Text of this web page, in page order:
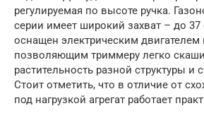
регулируемая по высоте ручка.
серии имеет широкий захват – до 37
оснащен электрическим
позволяющим триммеру легко
растительность разной структуры и
Стоит отметить, что в отличие от
под нагрузкой агрегат работает